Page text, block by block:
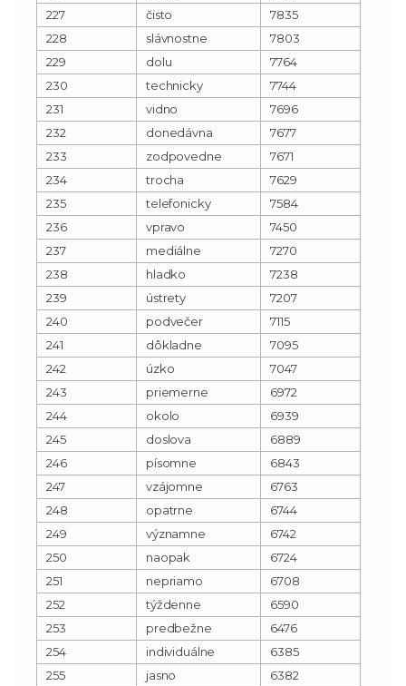
227
čisto
7835
228
slávnostne
7803
229
dolu
7764
230
technicky
7744
231
vidno
7696
232
donedávna
7677
233
zodpovedne
7671
234
trocha
7629
235
telefonicky
7584
236
vpravo
7450
237
mediálne
7270
238
hladko
7238
239
ústrety
7207
240
podvečer
7115
241
dôkladne
7095
242
úzko
7047
243
priemerne
6972
244
okolo
6939
245
doslova
6889
246
písomne
6843
247
vzájomne
6763
248
opatrne
6744
249
významne
6742
250
naopak
6724
251
nepriamo
6708
252
týždenne
6590
253
predbežne
6476
254
individuálne
6385
255
jasno
6382